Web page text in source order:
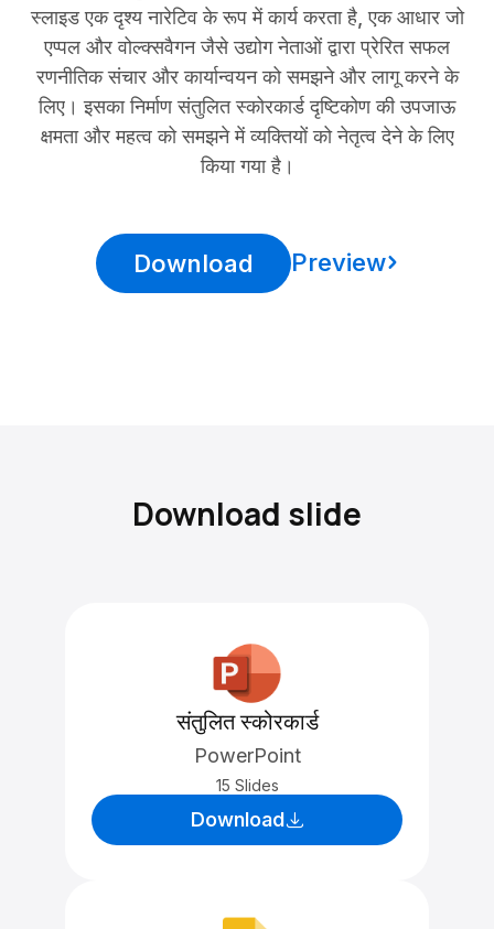
स्लाइड एक दृश्य नारेटिव के रूप में कार्य करता है, एक आधार जो
एप्पल और वोल्क्सवैगन जैसे उद्योग नेताओं द्वारा प्रेरित सफल
रणनीतिक संचार और कार्यान्वयन को समझने और लागू करने के
लिए। इसका निर्माण संतुलित स्कोरकार्ड दृष्टिकोण की उपजाऊ
क्षमता और महत्व को समझने में व्यक्तियों को नेतृत्व देने के लिए
किया गया है।
Download Preview
Download slide
संतुलित स्कोरकार्ड
PowerPoint
15 Slides
Download